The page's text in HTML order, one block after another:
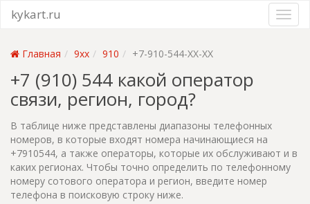
kykart.ru
Главная 9xx 910 +7-910-544-XX-XX
+7 (910) 544 какой оператор
связи, регион, город?
В таблице ниже представлены диапазоны телефонных
номеров, в которые входят номера начинающиеся на
+7910544, а также операторы, которые их обслуживают и в
каких регионах. Чтобы точно определить по телефонному
номеру сотового оператора и регион, введите номер
телефона в поисковую строку ниже.